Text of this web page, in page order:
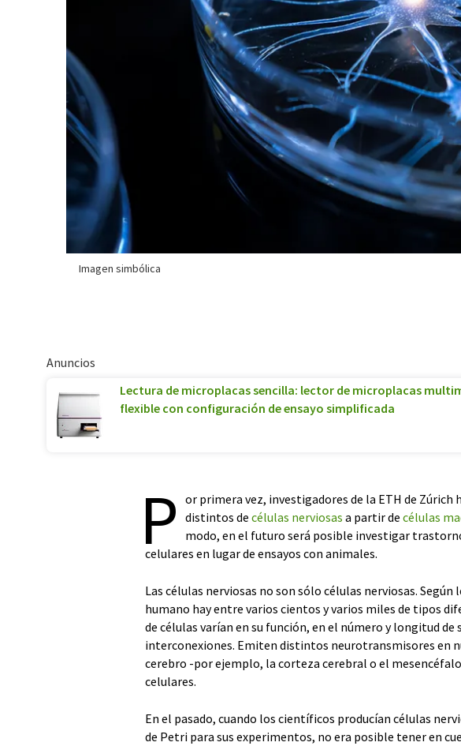
Imagen simbólica
Anuncios
Lectura de microplacas sencilla: lector de microplacas
flexible con configuración de ensayo simplificada
P or primera vez, investigadores de la ETH de
distintos de células nerviosas a partir de células
modo, en el futuro será posible investigar
celulares en lugar de ensayos con animales.
Las células nerviosas no son sólo células nerviosas.
humano hay entre varios cientos y varios miles de tipos
de células varían en su función, en el número y longitud de
interconexiones. Emiten distintos neurotransmisores en
cerebro -por ejemplo, la corteza cerebral o el
celulares.
En el pasado, cuando los científicos producían células
de Petri para sus experimentos, no era posible tener en